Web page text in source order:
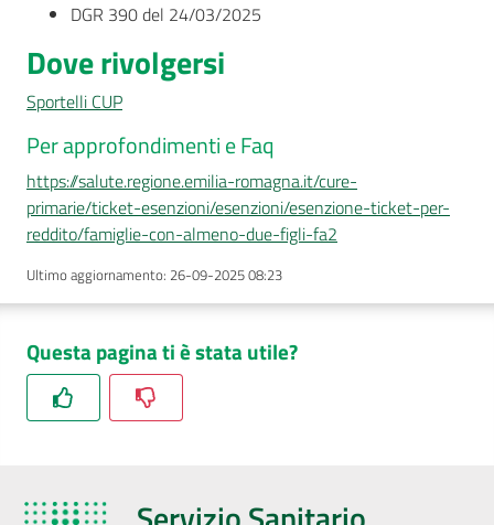
DGR 390 del 24/03/2025
Dove rivolgersi
Sportelli CUP
Per approfondimenti e Faq
https://salute.regione.emilia-romagna.it/cure-
primarie/ticket-esenzioni/esenzioni/esenzione-ticket-per-
reddito/famiglie-con-almeno-due-figli-fa2
Ultimo aggiornamento: 26-09-2025 08:23
Questa pagina ti è stata utile?